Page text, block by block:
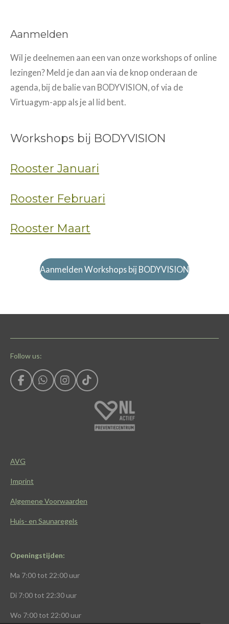
Aanmelden
Wil je deelnemen aan een van onze workshops of online
lezingen? Meld je dan aan via de knop onderaan de
agenda, bij de balie van BODYVISION, of via de
Virtuagym-app als je al lid bent.
Workshops bij BODYVISION
Rooster Januari
Rooster Februari
Rooster Maart
Aanmelden Workshops bij BODYVISION
Follow us:
F
a
W
h
I
n
T
i
AVG
Imprint
Algemene Voorwaarden
Huis- en Saunaregels
Openingstijden:
Ma 7:00 tot 22:00 uur
Di 7:00 tot 22:30 uur
Wo 7:00 tot 22:00 uur